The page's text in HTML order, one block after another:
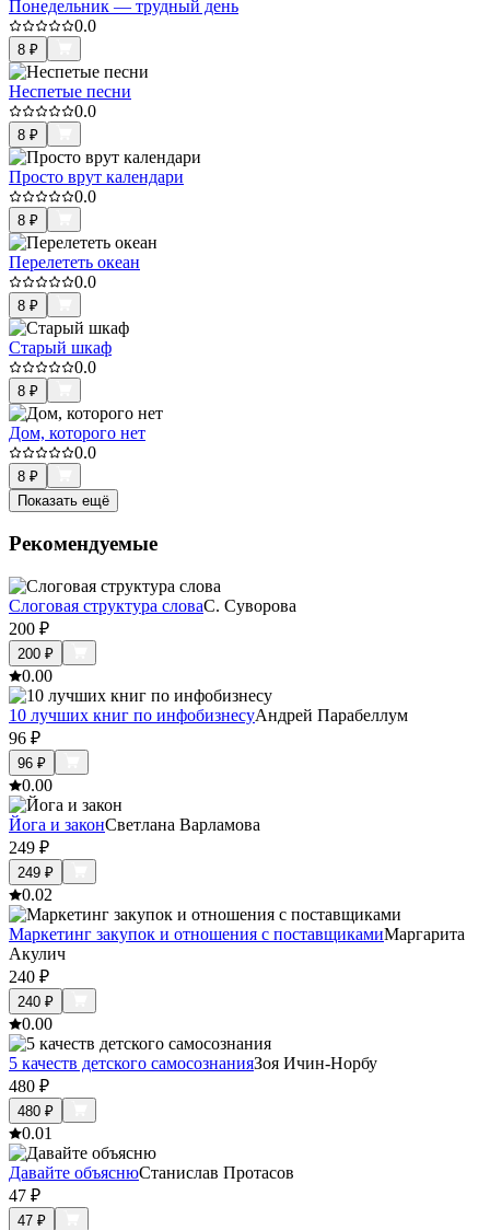
Понедельник — трудный день
0.0
8 ₽
Неспетые песни
0.0
8 ₽
Просто врут календари
0.0
8 ₽
Перелететь океан
0.0
8 ₽
Старый шкаф
0.0
8 ₽
Дом, которого нет
0.0
8 ₽
Показать ещё
Рекомендуемые
Слоговая структура словаС. Суворова
200 ₽
200 ₽
0.00
10 лучших книг по инфобизнесуАндрей Парабеллум
96 ₽
96 ₽
0.00
Йога и законСветлана Варламова
249 ₽
249 ₽
0.02
Маркетинг закупок и отношения с поставщикамиМаргарита
Акулич
240 ₽
240 ₽
0.00
5 качеств детского самосознанияЗоя Ичин-Норбу
480 ₽
480 ₽
0.01
Давайте объяснюСтанислав Протасов
47 ₽
47 ₽